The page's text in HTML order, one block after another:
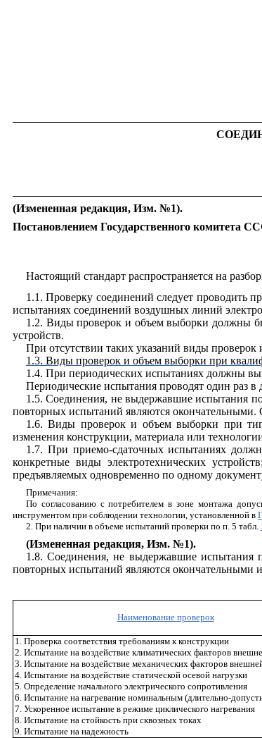
(Измененная редакция, Изм. №1).
Постановлением Государственного комитета
Настоящий стандарт распространяется на
1.1. Проверку соединений следует проводить
испытаниях соединений воздушных линий
1.2. Виды проверок и объем выборки должны
устройств.
При отсутствии таких указаний виды
1.3. Виды проверок и объем выборки при
1.4. При периодических испытаниях должны
Периодические испытания проводят один раз в
1.5. Соединения, не выдержавшие испытания
повторных испытаний являются
1.6. Виды проверок и объем выборки при
изменения конструкции, материала или
1.7. При приемо-сдаточных испытаниях
конкретные виды электротехнических
предъявляемых одновременно по одному
Примечания:
По согласованию с потребителем в зоне монтажа
инструментом при соблюдении технологии, установленной в
2. При наличии в объеме испытаний проверки по п. 5 табл.
(Измененная редакция, Изм. №1).
1.8. Соединения, не выдержавшие испытания
повторных испытаний являются окончательными
Наименование проверок
1. Проверка соответствия требованиям к конструкции
2. Испытание на воздействие климатических факторов
3. Испытание на воздействие механических факторов
4. Испытание на воздействие статической осевой нагрузки
5. Определение начального электрического сопротивления
6. Испытание на нагревание номинальным (длительно-
7. Ускоренное испытание в режиме циклического нагревания
8. Испытание на стойкость при сквозных токах
9. Испытание на надежность